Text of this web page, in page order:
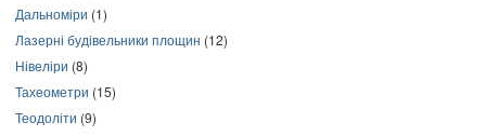
Дальноміри (1)
Лазерні будівельники площин (12)
Нівеліри (8)
Тахеометри (15)
Теодоліти (9)